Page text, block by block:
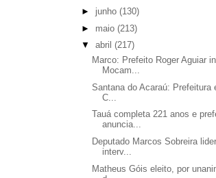
► junho (130)
► maio (213)
▼ abril (217)
Marco: Prefeito Roger Aguiar
Mocam...
Santana do Acaraú: Prefeitura
C...
Tauá completa 221 anos e
anuncia...
Deputado Marcos Sobreira
interv...
Matheus Góis eleito, por